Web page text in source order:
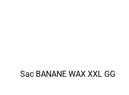
Sac BANANE WAX XXL GG